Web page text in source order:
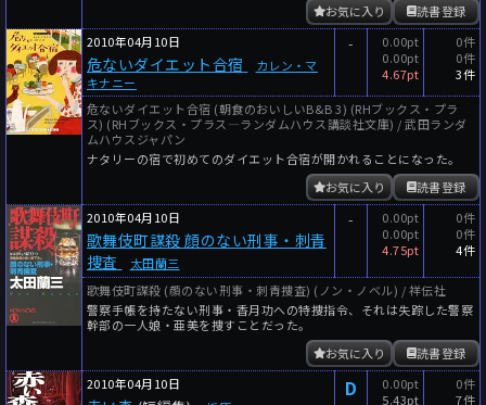
読書登録
お気に入り
2010年04月10日
危ないダイエット合宿
カレン・マ
キナニー
-
0.00pt
0.00pt
4.67pt
0件
0件
3件
危ないダイエット合宿 (朝食のおいしいB&B 3) (RHブックス・プラ
ス) (RHブックス・プラス―ランダムハウス講談社文庫) / 武田ランダ
ムハウスジャパン
ナタリーの宿で初めてのダイエット合宿が開かれることになった。
読書登録
お気に入り
2010年04月10日
歌舞伎町謀殺 顔のない刑事・刺青
捜査
太田蘭三
-
0.00pt
0.00pt
4.75pt
0件
0件
4件
歌舞伎町謀殺 (顔のない刑事・刺青捜査) (ノン・ノベル) / 祥伝社
警察手帳を持たない刑事・香月功への特捜指令、それは失踪した警察
幹部の一人娘・亜美を捜すことだった。
読書登録
お気に入り
2010年04月10日
D
0.00pt
5.43pt
0件
7件